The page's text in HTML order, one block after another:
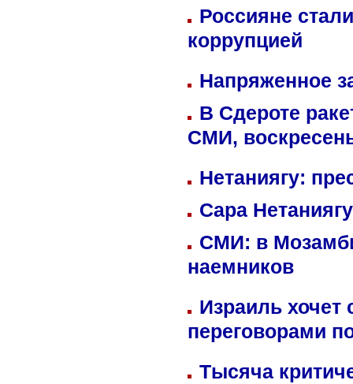
Россияне
коррупцией
Напряженное
В Сдероте
СМИ,
Нетаниягу:
Сара
СМИ: в
наемников
Израиль хочет
переговорами
Тысяча